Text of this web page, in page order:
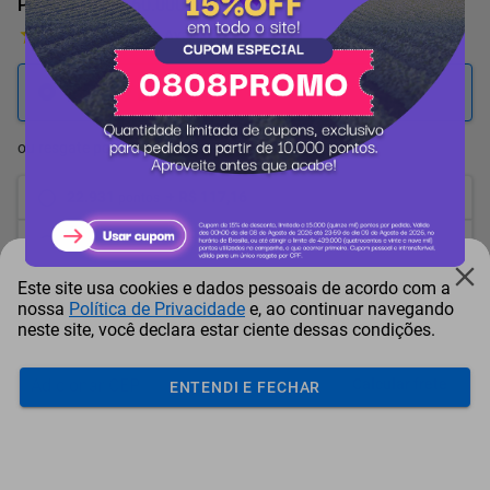
POWER BANK 60.000 MAH
1 Avaliação
25.478 pontos
ou resgate porpontos + dinheiro
21.657 pontos + R$ 175,77
20.383 pontos + R$ 234,37
Este site usa cookies e dados pessoais de acordo com a
nossa Política de Privacidade e, ao continuar navegando
neste site, você declara estar ciente dessas condições.
ENTENDI E FECHAR